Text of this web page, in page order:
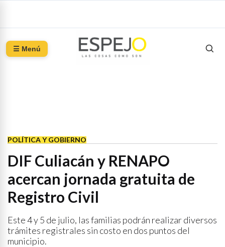
☰ Menú
POLÍTICA Y GOBIERNO
DIF Culiacán y RENAPO
acercan jornada gratuita de
Registro Civil
Este 4 y 5 de julio, las familias podrán realizar diversos
trámites registrales sin costo en dos puntos del
municipio.